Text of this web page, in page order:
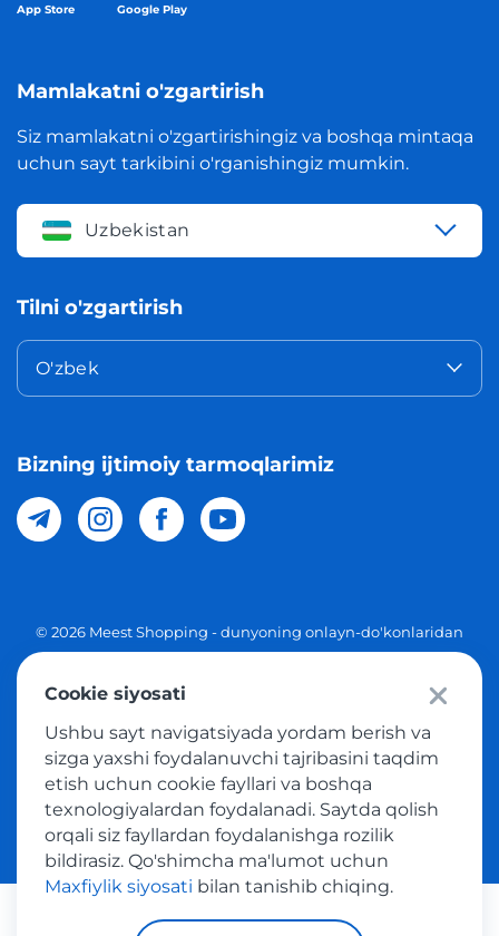
App Store Google Play
Mamlakatni o'zgartirish
Siz mamlakatni o'zgartirishingiz va boshqa mintaqa
uchun sayt tarkibini o'rganishingiz mumkin.
Uzbekistan
Tilni o'zgartirish
O'zbek
Bizning ijtimoiy tarmoqlarimiz
© 2026 Meest Shopping - dunyoning onlayn-do'konlaridan
Ommaviy taklif
Tovar sotib olish xizmatidan foydalanish shartlari
Cookie siyosati
Ushbu sayt navigatsiyada yordam berish va
sizga yaxshi foydalanuvchi tajribasini taqdim
etish uchun cookie fayllari va boshqa
texnologiyalardan foydalanadi. Saytda qolish
orqali siz fayllardan foydalanishga rozilik
bildirasiz. Qo'shimcha ma'lumot uchun
Maxfiylik siyosati bilan tanishib chiqing.